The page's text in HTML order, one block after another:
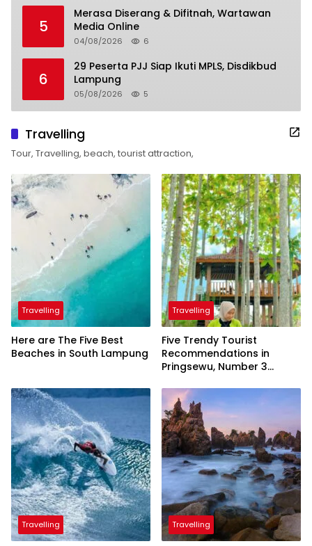
5
Merasa Diserang & Difitnah, Wartawan
Media Online
04/08/2026 6
6
29 Peserta PJJ Siap Ikuti MPLS, Disdikbud
Lampung
05/08/2026 5
Travelling
Tour, Travelling, beach, tourist attraction,
Travelling
Here are The Five Best
Beaches in South Lampung
Travelling
Five Trendy Tourist
Recommendations in
Pringsewu, Number 3
President
Travelling Travelling